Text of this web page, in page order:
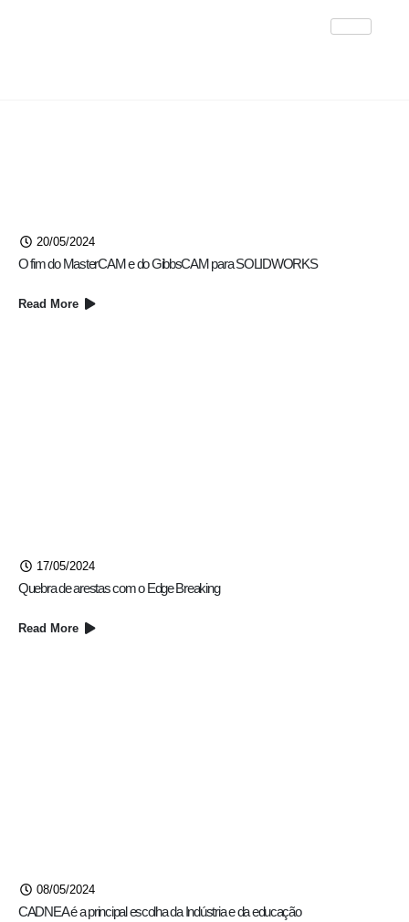
20/05/2024
O fim do MasterCAM e do GibbsCAM para SOLIDWORKS
Read More
17/05/2024
Quebra de arestas com o Edge Breaking
Read More
08/05/2024
CADNEA é a principal escolha da Indústria e da educação​